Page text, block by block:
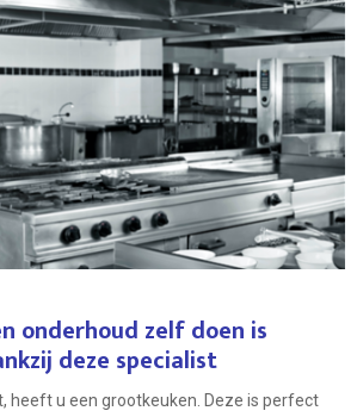
onderhoud zelf doen is
deze specialist
heeft u een grootkeuken. Deze is perfect